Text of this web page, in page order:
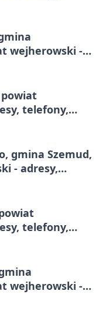
wejherowski -
powiat
telefony,
gmina Szemud,
- adresy,
telefony,
wejherowski -